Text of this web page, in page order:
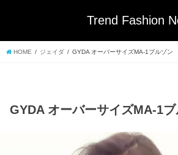
Trend Fashion
HOME ジェイダ GYDA オーバーサイズMA-1ブルゾン
GYDA オーバーサイズMA-1ブ